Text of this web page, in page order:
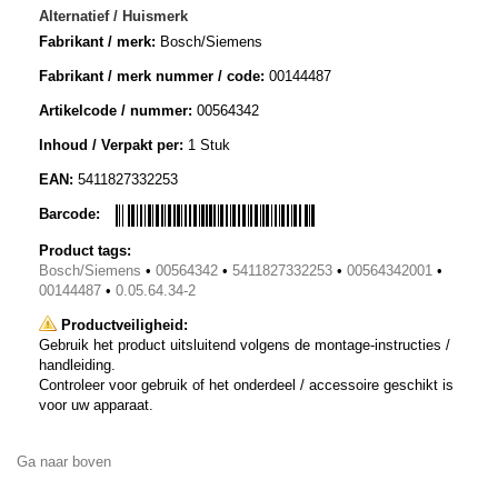
Alternatief / Huismerk
Fabrikant / merk: Bosch/Siemens
Fabrikant / merk nummer / code: 00144487
Artikelcode / nummer: 00564342
Inhoud / Verpakt per: 1 Stuk
EAN: 5411827332253
Barcode:
Product tags:
Bosch/Siemens • 00564342 • 5411827332253 • 00564342001 •
00144487 • 0.05.64.34-2
Productveiligheid:
Gebruik het product uitsluitend volgens de montage-instructies /
handleiding.
Controleer voor gebruik of het onderdeel / accessoire geschikt is
voor uw apparaat.
Ga naar boven